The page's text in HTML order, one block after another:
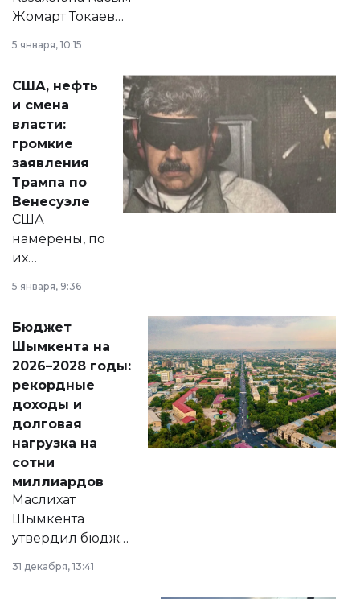
Жомарт Токаев
сразу несколько
актуальных тем —
от слухов о
политических
реформах до
вопросов армии,
экономики и
личного здоровья.
5 января, 10:15
США, нефть
и смена
власти:
громкие
заявления
Трампа по
Венесуэле
США
намерены, по
их
принести
народу
Венесуэлы.
5 января, 9:36
Бюджет
Шымкента на
2026–2028 годы:
рекордные
доходы и
долговая
нагрузка на
сотни
миллиардов
Маслихат
Шымкента
утвердил бюджет
города на 2026–
2028 годы.
31 декабря, 13:41